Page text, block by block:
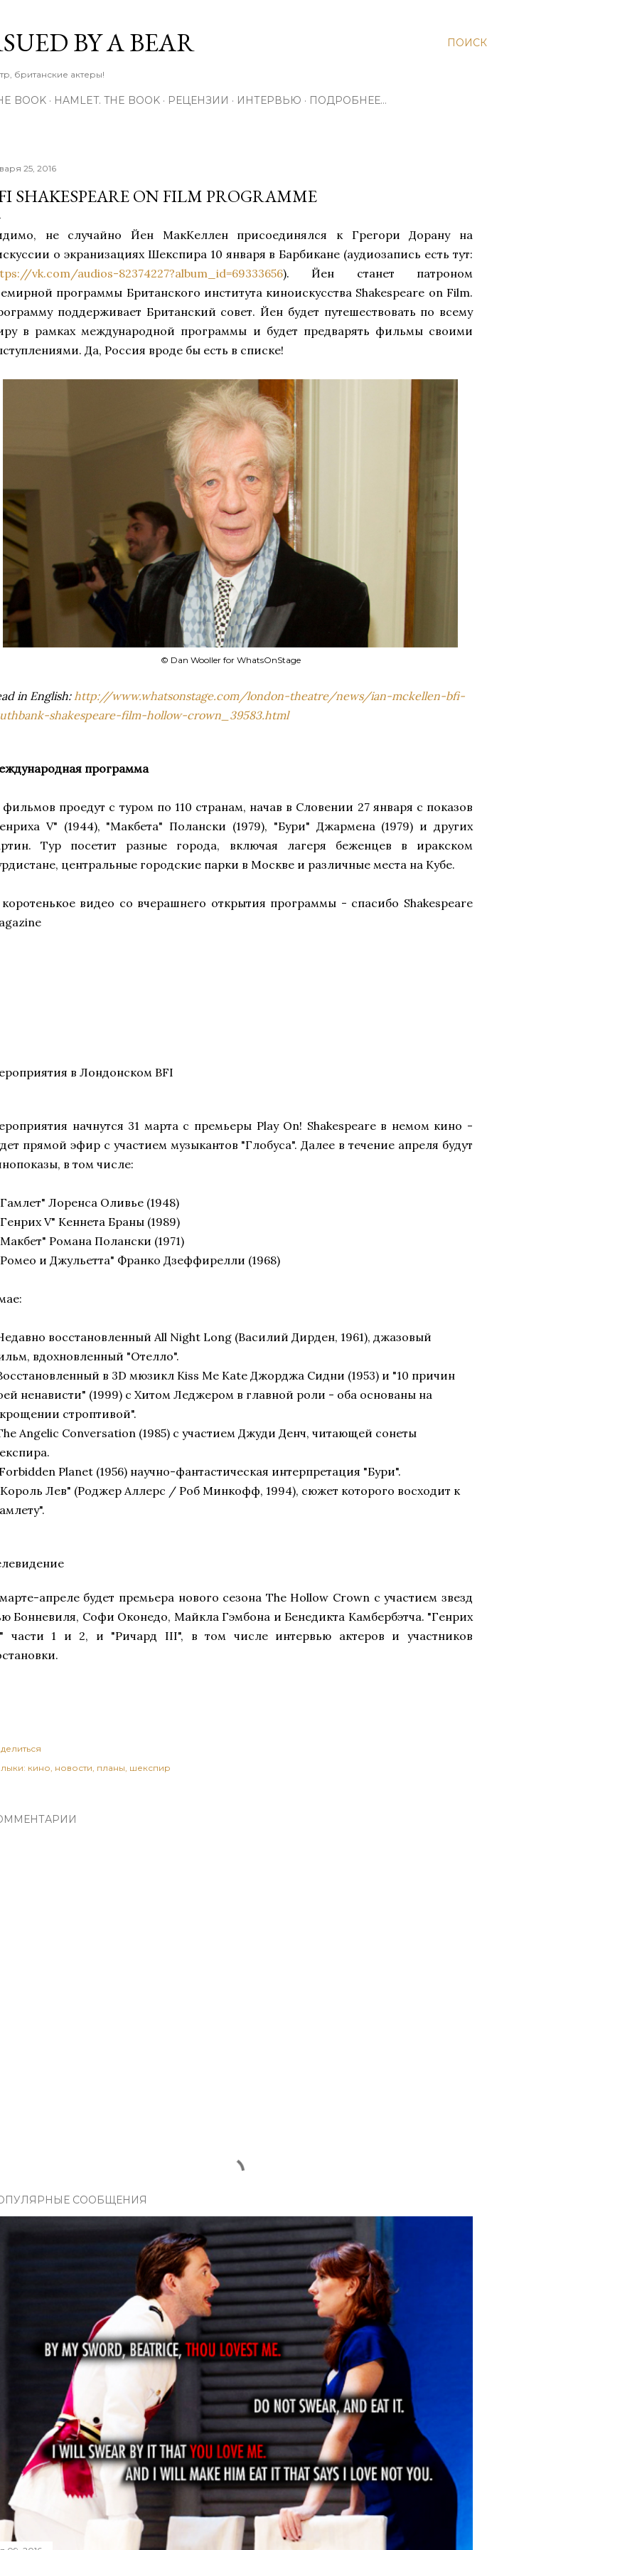
ПОИСК
BY A BEAR
британские актеры!
BOOK HAMLET. THE BOOK РЕЦЕНЗИИ ИНТЕРВЬЮ ПОДРОБНЕЕ…
25, 2016
SHAKESPEARE ON FILM PROGRAMME
не случайно Йен МакКеллен присоединялся к Грегори Дорану на
о экранизациях Шекспира 10 января в Барбикане (аудиозапись есть тут:
vk.com/audios-82374227?album_id=69333656). Йен станет патроном
программы Британского института киноискусства Shakespeare on Film.
поддерживает Британский совет. Йен будет путешествовать по всему
в рамках международной программы и будет предварять фильмы своими
Да, Россия вроде бы есть в списке!
© Dan Wooller for WhatsOnStage
in English:http://www.whatsonstage.com/london-theatre/news/ian-mckellen-bfi-
shakespeare-film-hollow-crown_39583.html
программа
фильмов проедут с туром по 110 странам, начав в Словении 27 января с показов
V" (1944), "Макбета" Полански (1979), "Бури" Джармена (1979) и других
Тур посетит разные города, включая лагеря беженцев в иракском
центральные городские парки в Москве и различные места на Кубе.
видео со вчерашнего открытия программы - спасибо Shakespeare
в Лондонском BFI
начнутся 31 марта с премьеры Play On! Shakespeare в немом кино -
прямой эфир с участием музыкантов "Глобуса". Далее в течение апреля будут
в том числе:
Лоренса Оливье (1948)
V" Кеннета Браны (1989)
Романа Полански (1971)
и Джульетта" Франко Дзеффирелли (1968)
восстановленный All Night Long (Василий Дирден, 1961), джазовый
вдохновленный "Отелло".
в 3D мюзикл Kiss Me Kate Джорджа Сидни (1953) и "10 причин
ненависти" (1999) с Хитом Леджером в главной роли - оба основаны на
строптивой".
Angelic Conversation (1985) с участием Джуди Денч, читающей сонеты
Planet (1956) научно-фантастическая интерпретация "Бури".
Лев" (Роджер Аллерс / Роб Минкофф, 1994), сюжет которого восходит к
апреле будет премьера нового сезона The Hollow Crown с участием звезд
Бонневиля, Софи Оконедо, Майкла Гэмбона и Бенедикта Камбербэтча. "Генрих
части 1 и 2, и "Ричард III", в том числе интервью актеров и участников
кино новости планы шекспир
СООБЩЕНИЯ